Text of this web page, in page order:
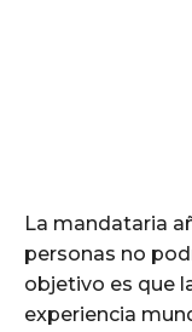
La mandataria
personas no
objetivo es que
experiencia